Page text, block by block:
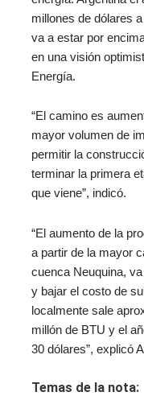
millones de dólares
va a estar por
en una visión
Energía.
“El camino es
mayor volumen de
permitir la
terminar la primera
que viene”, indicó.
“El aumento de la
a partir de la mayor
cuenca Neuquina,
y bajar el costo de
localmente sale
millón de BTU y el
30 dólares”, explicó
Temas de la nota: